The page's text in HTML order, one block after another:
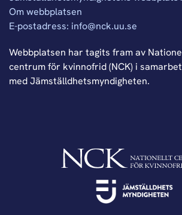
Om webbplatsen
E-postadress: info@nck.uu.se
Webbplatsen har tagits fram av
centrum för kvinnofrid (NCK) i
med Jämställdhetsmyndigheten.